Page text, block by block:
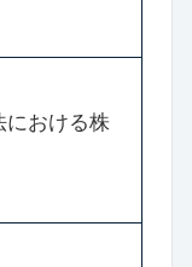
における株